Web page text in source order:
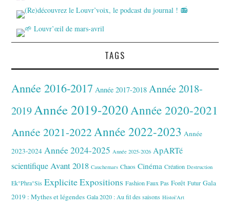
TAGS
Année 2016-2017 Année 2017-2018 Année 2018-
2019Année 2019-2020Année 2020-2021
Année 2021-2022Année 2022-2023 Année
2023-2024 Année 2024-2025 Année 2025-2026 ApARTé
scientifique Avant 2018 Cauchemars Chaos Cinéma Création Destruction
Ek°Phra°Sis ExpliciteExpositions Fashion Faux Pas Forêt Futur Gala
2019 : Mythes et légendes Gala 2020 : Au fil des saisons Histoi'Art